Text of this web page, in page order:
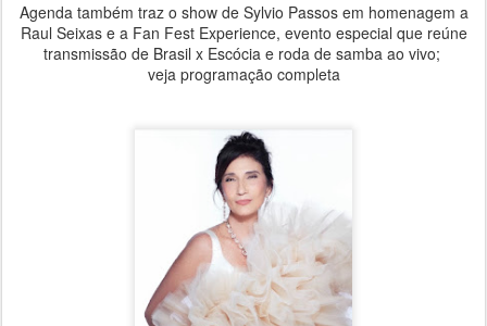
Agenda também traz o show de Sylvio Passos em homenagem a
Raul Seixas e a Fan Fest Experience, evento especial que reúne
transmissão de Brasil x Escócia e roda de samba ao vivo;
veja programação completa